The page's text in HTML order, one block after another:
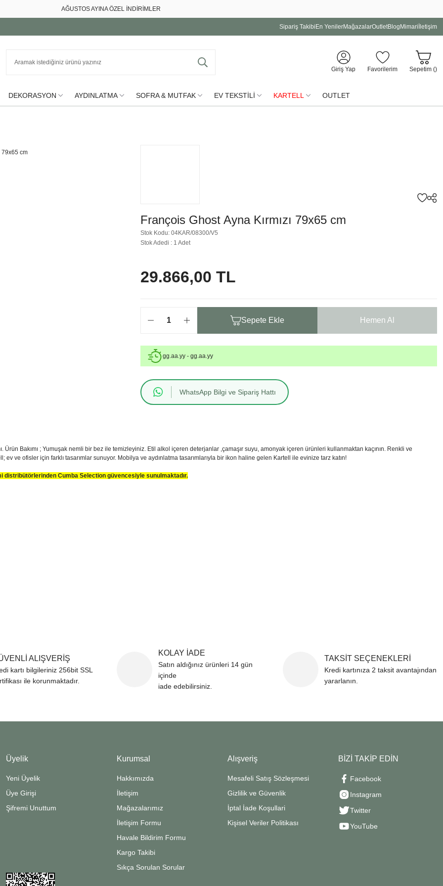
AĞUSTOS AYINA ÖZEL İNDİRİMLER
Sipariş Takibi En YenilerMağazalarOutletBlog Mimari İletişim
Giriş Yap Favorilerim Sepetim ()
DEKORASYON AYDINLATMA SOFRA & MUTFAK EV TEKSTİLİ KARTELL OUTLET
François Ghost Ayna Kırmızı 79x65 cm
Stok Kodu: 04KAR/08300/V5
Stok Adedi : 1 Adet
29.866,00 TL
Sepete Ekle Hemen Al
gg.aa.yy - gg.aa.yy
WhatsApp Bilgi ve Sipariş Hattı
Ürün Bakımı ; Yumuşak nemli bir bez ile temizleyiniz. Etil alkol içeren deterjanlar ,çamaşır suyu, amonyak içeren ürünleri kullanmaktan kaçının. Renkli ve
ev ve ofisler için farklı tasarımlar sunuyor. Mobilya ve aydınlatma tasarımlarıyla bir ikon haline gelen Kartell ile evinize tarz katın!
distribütörlerinden Cumba Selection güvencesiyle sunulmaktadır.
ALIŞVERİŞ
kartı bilgileriniz 256bit SSL
ile korunmaktadır.
KOLAY İADE
Satın aldığınız ürünleri 14 gün
içinde
iade edebilirsiniz.
TAKSİT SEÇENEKLERİ
Kredi kartınıza 2 taksit avantajından
yararlanın.
Üyelik
Yeni Üyelik
Üye Girişi
Şifremi Unuttum
Kurumsal
Hakkımızda
İletişim
Mağazalarımız
İletişim Formu
Havale Bildirim Formu
Kargo Takibi
Sıkça Sorulan Sorular
Alışveriş
Mesafeli Satış Sözleşmesi
Gizlilik ve Güvenlik
İptal İade Koşullari
Kişisel Veriler Politikası
BİZİ TAKİP EDİN
Facebook
Instagram
Twitter
YouTube